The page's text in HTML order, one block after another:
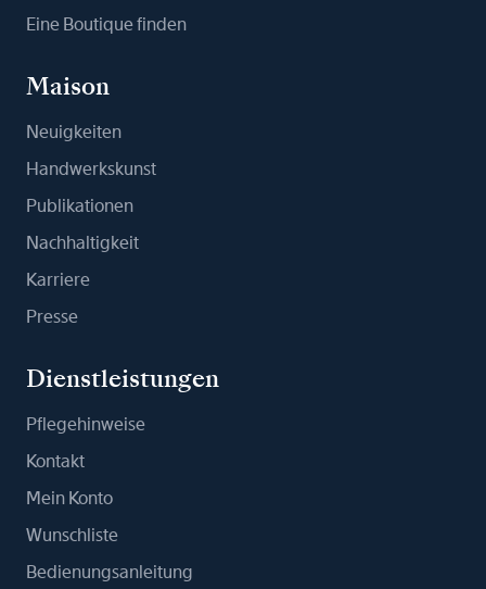
Eine Boutique finden
Maison
Neuigkeiten
Handwerkskunst
Publikationen
Nachhaltigkeit
Karriere
Presse
Dienstleistungen
Pflegehinweise
Kontakt
Mein Konto
Wunschliste
Bedienungsanleitung